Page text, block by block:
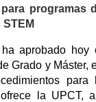
programas
aprobado hoy
Grado y Máster,
para
la UPCT,